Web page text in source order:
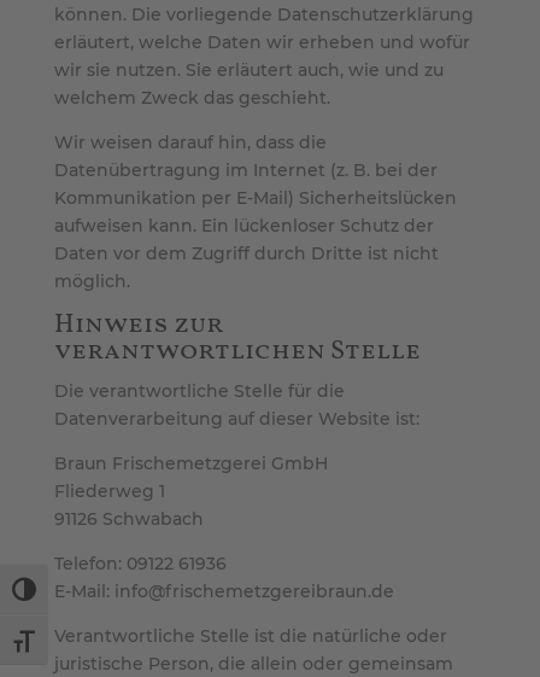
Umschalten auf hohe Kontraste
Schrift vergrößern
können. Die vorliegende Datenschutzerklärung
erläutert, welche Daten wir erheben und wofür
wir sie nutzen. Sie erläutert auch, wie und zu
welchem Zweck das geschieht.
Wir weisen darauf hin, dass die
Datenübertragung im Internet (z. B. bei der
Kommunikation per E-Mail) Sicherheitslücken
aufweisen kann. Ein lückenloser Schutz der
Daten vor dem Zugriff durch Dritte ist nicht
möglich.
Hinweis zur
verantwortlichen Stelle
Die verantwortliche Stelle für die
Datenverarbeitung auf dieser Website ist:
Braun Frischemetzgerei GmbH
Fliederweg 1
91126 Schwabach
Telefon: 09122 61936
E-Mail: info@frischemetzgereibraun.de
Verantwortliche Stelle ist die natürliche oder
juristische Person, die allein oder gemeinsam